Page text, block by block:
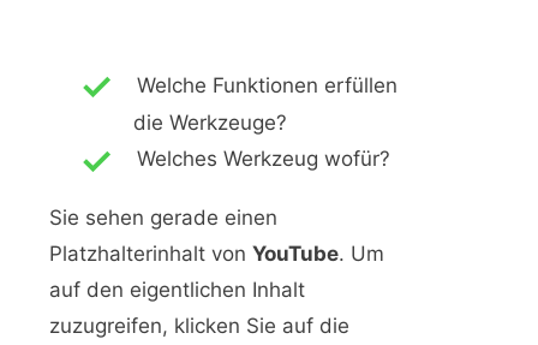
Welche Funktionen erfüllen
die Werkzeuge?
Welches Werkzeug wofür?
Sie sehen gerade einen
Platzhalterinhalt von YouTube. Um
auf den eigentlichen Inhalt
zuzugreifen, klicken Sie auf die